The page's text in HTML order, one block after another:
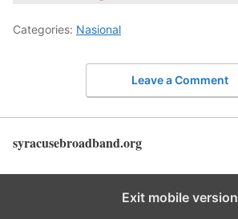
Categories: Nasional
Leave a Comment
syracusebroadband.org
Exit mobile version